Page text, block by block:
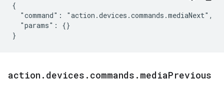
{
  "command": "action.devices.commands.mediaNext",
  "params": {}
}
action . devices . commands . mediaPrevious